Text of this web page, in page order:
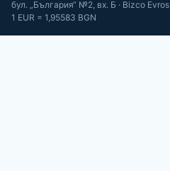
бул. „България“ №2, вх. Б · Bizco Evros
1 EUR = 1,95583 BGN